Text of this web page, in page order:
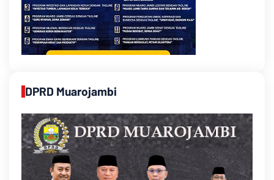
DPRD Muarojambi